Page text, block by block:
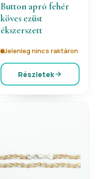
Button apró fehér
köves ezüst
ékszerszett
Jelenleg nincs raktáron
Részletek